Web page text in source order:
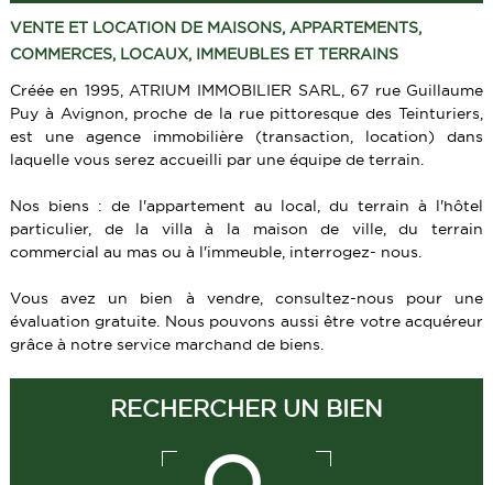
VENTES
MAISONS
APPARTEMENTS
LOCAUX
PARKING-GARAGE
LOCATIONS
TOUTES LES LOCATIONS
RECHERCHER
ALERTE E-MAIL
ESTIMATION
CALCULETTE
CONTACT
VENTE ET LOCATION DE MAISONS, APPARTEMENTS,
COMMERCES, LOCAUX, IMMEUBLES ET TERRAINS
Créée en 1995, ATRIUM IMMOBILIER SARL, 67 rue Guillaume
Puy à Avignon, proche de la rue pittoresque des Teinturiers,
est une agence immobilière (transaction, location) dans
laquelle vous serez accueilli par une équipe de terrain.
Nos biens : de l'appartement au local, du terrain à l'hôtel
particulier, de la villa à la maison de ville, du terrain
commercial au mas ou à l'immeuble, interrogez- nous.
Vous avez un bien à vendre, consultez-nous pour une
évaluation gratuite. Nous pouvons aussi être votre acquéreur
grâce à notre service marchand de biens.
RECHERCHER UN BIEN